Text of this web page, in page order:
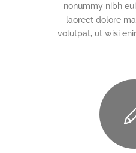
nonummy nibh
laoreet dolore
volutpat, ut wisi